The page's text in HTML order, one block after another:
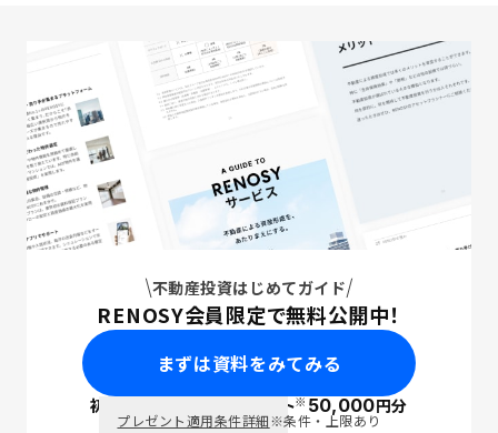
不動産投資はじめてガイド
RENOSY会員限定で無料公開中！
まずは資料をみてみる
初回面談で ポイント※50,000円分
プレゼント適用条件詳細※条件・上限あり